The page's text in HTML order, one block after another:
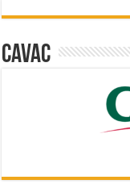
Cavac